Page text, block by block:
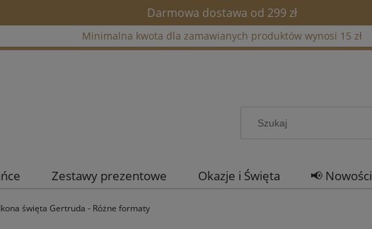
Darmowa dostawa od 299 zł
Minimalna kwota dla zamawianych produktów wynosi 15 zł
Zestawy prezentowe Okazje i Święta 📢 Nowości
Ikona święta Gertruda - Różne formaty